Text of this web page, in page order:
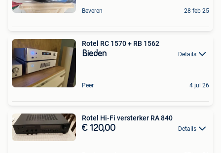
Beveren 28 feb 25
Rotel RC 1570 + RB 1562
Bieden Details
Peer 4 jul 26
Rotel Hi-Fi versterker RA 840
€ 120,00 Details